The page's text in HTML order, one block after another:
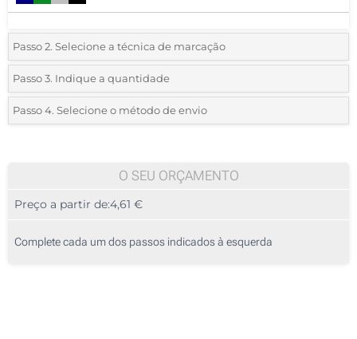
Passo 2. Selecione a técnica de marcação
*Selecione o tipo de marcação e as cores do logotipo:
1 Cor (Num lado)
Passo 3. Indique a quantidade
*Quantidade mínima:5
10
25
Passo 4. Selecione o método de envio
O SEU ORÇAMENTO
Preço a partir de:4,61 €
Complete cada um dos passos indicados à esquerda